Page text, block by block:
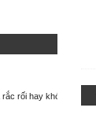
rối hay khó